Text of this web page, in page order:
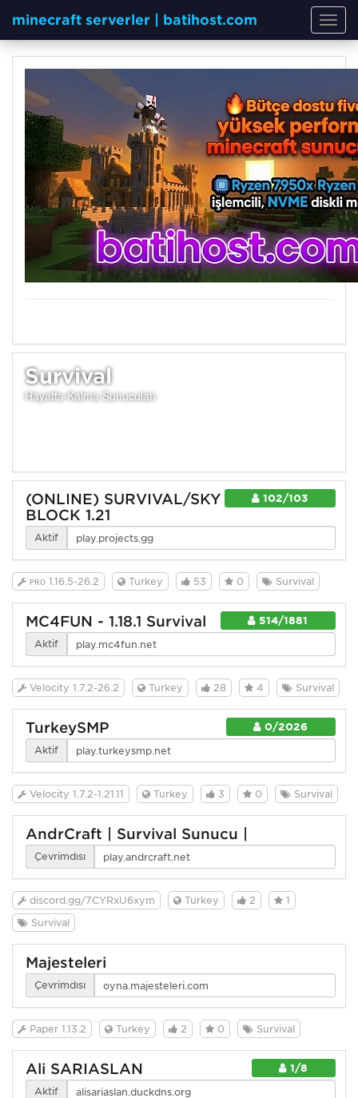
minecraft serverler | batihost.com
Survival
Hayatta Kalma Sunucuları
102/103
(ONLINE) SURVIVAL/SKY
BLOCK 1.21
Aktif
ᴘʀᴏ 1.16.5-26.2 Turkey 53 0 Survival
514/1881
MC4FUN - 1.18.1 Survival
Aktif
Velocity 1.7.2-26.2 Turkey 28 4 Survival
0/2026
TurkeySMP
Aktif
Velocity 1.7.2-1.21.11 Turkey 3 0 Survival
AndrCraft | Survival Sunucu |
Çevrimdışı
discord.gg/7CYRxU6xym Turkey 2
1
Survival
Majesteleri
Çevrimdışı
Paper 1.13.2 Turkey 2 0 Survival
1/8
Ali SARIASLAN
Aktif